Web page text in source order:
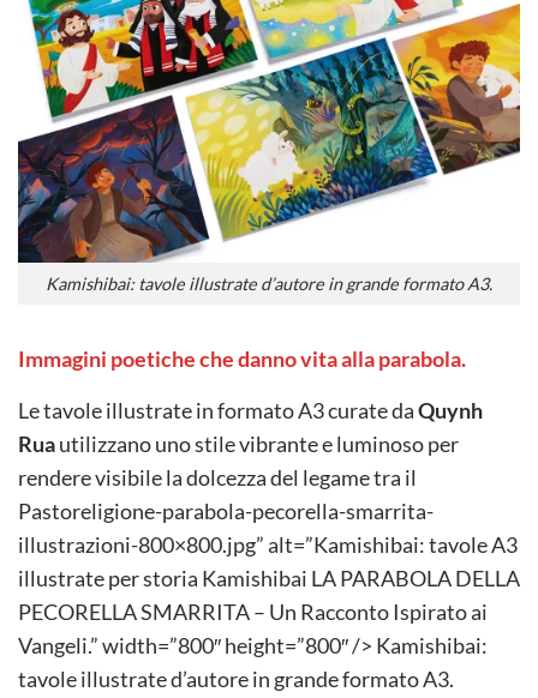
Kamishibai: tavole illustrate d’autore in grande formato A3.
Immagini poetiche che danno vita alla parabola.
Le tavole illustrate in formato A3 curate daQuynh
Ruautilizzano uno stile vibrante e luminoso per
rendere visibile la dolcezza del legame tra il
Pastoreligione-parabola-pecorella-smarrita-
illustrazioni-800×800.jpg” alt=”Kamishibai: tavole A3
illustrate per storia Kamishibai LA PARABOLA DELLA
PECORELLA SMARRITA – Un Racconto Ispirato ai
Vangeli.” width=”800″ height=”800″ /> Kamishibai:
tavole illustrate d’autore in grande formato A3.